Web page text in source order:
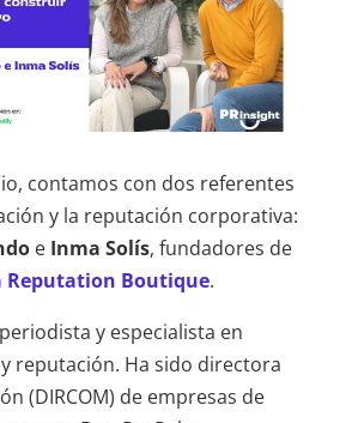
contamos con dos referentes
y la reputación corporativa:
e Inma Solís, fundadores de
Reputation Boutique.
y especialista en
reputación. Ha sido directora
(DIRCOM) de empresas de